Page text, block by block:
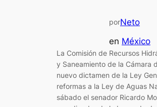
porNeto
en México
La Comisión de Recursos
y Saneamiento de la Cámara
nuevo dictamen de la Ley
reformas a la Ley de Aguas
sábado el senador Ricardo